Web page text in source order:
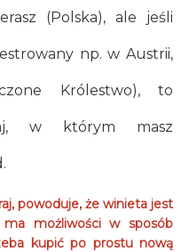
(Polska), ale jeśli
np. w Austrii,
Królestwo), to
w którym masz
powoduje, że winieta jest
ma możliwości w sposób
kupić po prostu nową